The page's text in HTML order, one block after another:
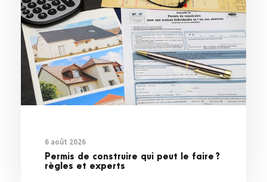
6 août 2026
Permis de construire qui peut le faire ?
règles et experts